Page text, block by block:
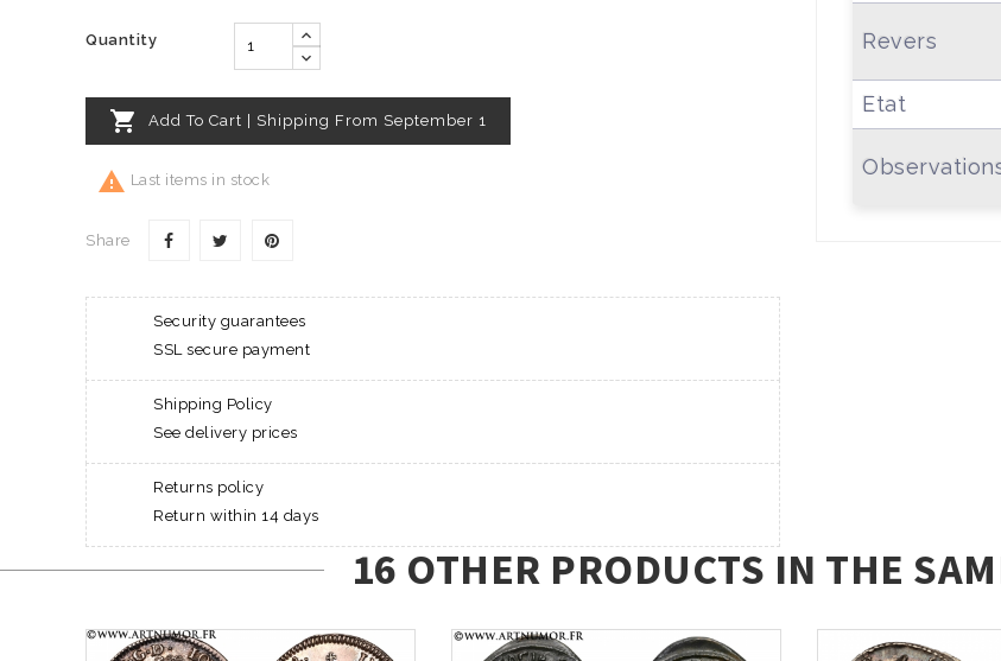
Quantity
 Add To Cart | Shipping From September 1
 Last items in stock
Share
Security guarantees
SSL secure payment
Shipping Policy
See delivery prices
Returns policy
Return within 14 days
Revers
Etat
16 OTHER PRODUCTS IN THE